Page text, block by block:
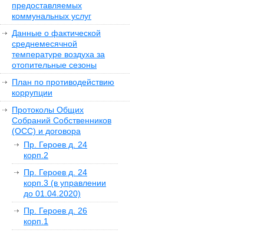
предоставляемых
коммунальных услуг
Данные о фактической
среднемесячной
температуре воздуха за
отопительные сезоны
План по противодействию
коррупции
Протоколы Общих
Собраний Собственников
(ОСС) и договора
Пр. Героев д. 24
корп.2
Пр. Героев д. 24
корп.3 (в управлении
до 01.04.2020)
Пр. Героев д. 26
корп.1